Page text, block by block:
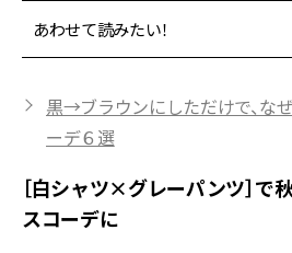
あわせて読みたい！
黒→ブラウンにしただけで、な
ーデ６選
［白シャツ×グレーパンツ］で
スコーデに